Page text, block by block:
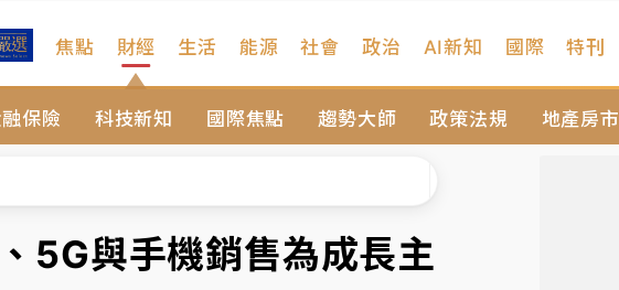
焦點 財經
保險 科技新知 國際焦點 趨勢大師 政策法規 地產房市
生活 能源 社會 政治 AI新知 國際 特刊
遭駁 理由曝光
周六起展出延長至晚上7時
押庭
降雨熱區曝
與手機銷售為成長主